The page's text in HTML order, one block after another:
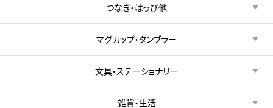
つなぎ・はっぴ他
マグカップ・タンブラー
文具・ステーショナリー
雑貨・生活